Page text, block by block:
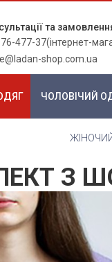
та
477-37(інтернет-
shop.com.ua
ЧОЛОВІЧИЙ
З